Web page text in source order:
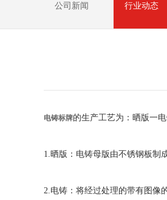
公司新闻 行业动态
电铸标牌的生产工艺为：晒版一
1.晒版：电铸母版由不锈钢板制
2.电铸：将经过处理的带有图像